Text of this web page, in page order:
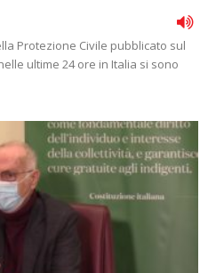
Protezione Civile pubblicato sul
ultime 24 ore in Italia si sono